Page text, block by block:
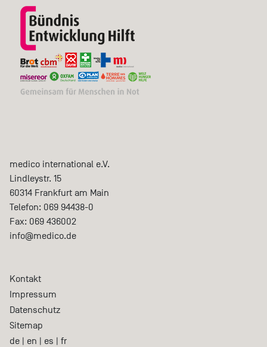
medico international e.V.
Lindleystr. 15
60314 Frankfurt am Main
Telefon: 069 94438-0
Fax: 069 436002
info@medico.de
Kontakt
Impressum
Datenschutz
Sitemap
de | en | es | fr